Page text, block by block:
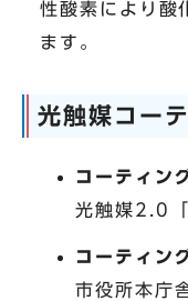
性酸素により酸
ます。
光触媒コー
コーティン
光触媒2.0「
コーティン
市役所本庁